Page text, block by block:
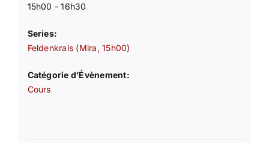
15h00 - 16h30
Series:
Feldenkrais (Mira, 15h00)
Catégorie d’Évènement:
Cours